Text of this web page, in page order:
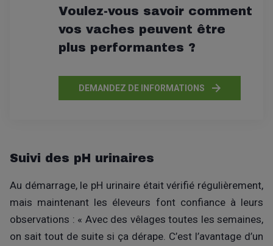
Voulez-vous savoir comment
vos vaches peuvent être
plus performantes ?
DEMANDEZ DE INFORMATIONS
Suivi des pH urinaires
Au démarrage, le pH urinaire était vérifié régulièrement,
mais maintenant les éleveurs font confiance à leurs
observations : « Avec des vêlages toutes les semaines,
on sait tout de suite si ça dérape. C’est l’avantage d’un